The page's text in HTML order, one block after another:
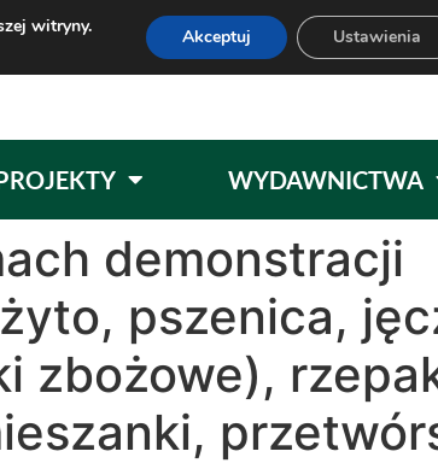
WYDAWNICTWA
demonstracji
pszenica,
zbożowe),
witryny.
Akceptuj Ustawienia